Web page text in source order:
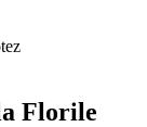
Florile